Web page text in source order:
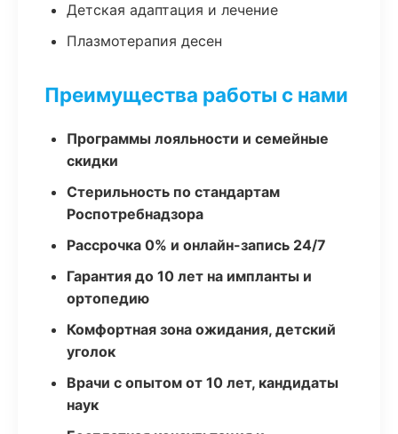
Детская адаптация и лечение
Плазмотерапия десен
Преимущества работы с нами
Программы лояльности и семейные
скидки
Стерильность по стандартам
Роспотребнадзора
Рассрочка 0% и онлайн-запись 24/7
Гарантия до 10 лет на импланты и
ортопедию
Комфортная зона ожидания, детский
уголок
Врачи с опытом от 10 лет, кандидаты
наук